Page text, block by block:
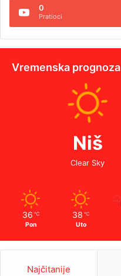
0
Pratioci
Vremenska prognoza
Niš
Clear Sky
36 ℃
Pon
38 ℃
Uto
Najčitanije